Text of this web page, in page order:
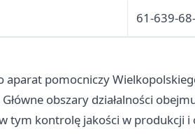
61-639-
aparat pomocniczy
obszary działalności
tym kontrolę jakości w produkcji